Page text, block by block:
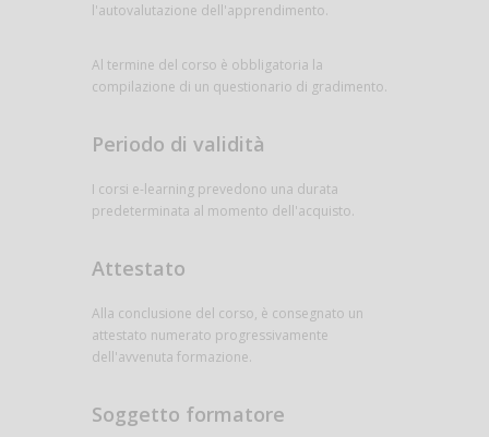
l'autovalutazione dell'apprendimento.
Al termine del corso è obbligatoria la
compilazione di un questionario di gradimento.
Periodo di validità
I corsi e-learning prevedono una durata
predeterminata al momento dell'acquisto.
Attestato
Alla conclusione del corso, è consegnato un
attestato numerato progressivamente
dell'avvenuta formazione.
Soggetto formatore